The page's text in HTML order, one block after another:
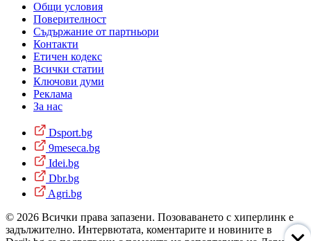
Общи условия
Поверителност
Съдържание от партньори
Контакти
Етичен кодекс
Всички статии
Ключови думи
Реклама
За нас
Dsport.bg
9meseca.bg
Idei.bg
Dbr.bg
Agri.bg
© 2026 Всички права запазени. Позоваването с хиперлинк е
задължително. Интервютата, коментарите и новините в